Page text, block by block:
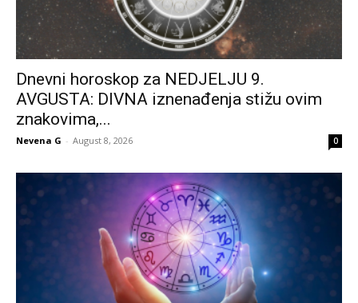
Dnevni horoskop za NEDJELJU 9.
AVGUSTA: DIVNA iznenađenja stižu ovim
znakovima,...
Nevena G - August 8, 2026 0